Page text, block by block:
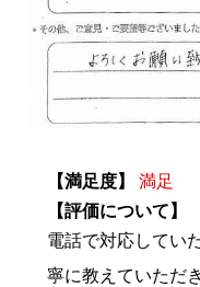
【満足度】
満足
【評価について】
電話で対応してい
寧に教えていただ